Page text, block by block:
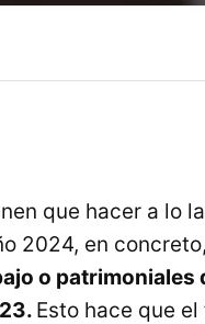
que hacer a lo
2024, en
o patrimoniales
Esto hace que